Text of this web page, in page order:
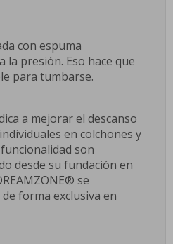
con espuma
la presión. Eso hace que
para tumbarse.
a mejorar el descanso
en colchones y
son
desde su fundación en
se
forma exclusiva en